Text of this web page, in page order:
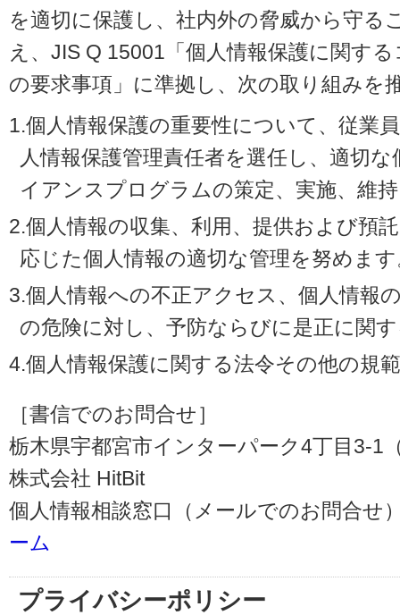
を適切に保護し、社内外の脅威から守る
え、JIS Q 15001「個人情報保護に関す
の要求事項」に準拠し、次の取り組みを
1.個人情報保護の重要性について、従業
人情報保護管理責任者を選任し、適切
イアンスプログラムの策定、実施、維
2.個人情報の収集、利用、提供および預
応じた個人情報の適切な管理を努めま
3.個人情報への不正アクセス、個人情報
の危険に対し、予防ならびに是正に関
4.個人情報保護に関する法令その他の規
［書信でのお問合せ］
栃木県宇都宮市インターパーク4丁目3-1
株式会社 HitBit
個人情報相談窓口（メールでのお問合せ
ーム
プライバシーポリシー